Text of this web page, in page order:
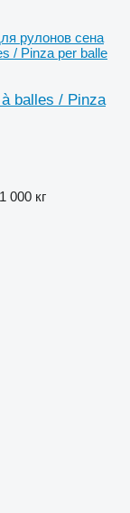
рулонов сена
/ Pinza per balle
balles / Pinza
1 000 кг